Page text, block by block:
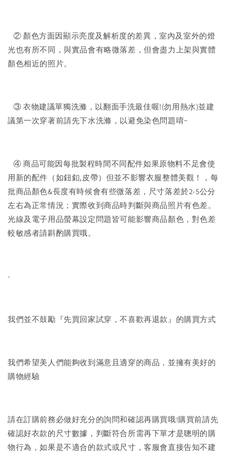
② 顏色方面因顯示亮度及解析度的差異，室內及室外的燈
光也有所不同，與實品會有略微落差，但會盡力上架與實體
顏色相近的照片。
③ 衣物建議單獨洗滌，以翻面手洗最佳喔!(勿用熱水)並建
議第一次穿著前請先下水洗滌，以避免染色問題唷~
④ 商品可能因每批製程時間不同配件如果原物料不足會使
用新的配件（如鈕釦,皮帶）但並不影響衣服整體美觀！，每
批商品顏色&長度有時候會有些微落差，尺寸落差於2-5公分
左右為正常情況；實際收到商品時判斷與商品照片有色差。
光線及電子用品螢幕設定問題皆可能影響商品顏色，對色差
較敏感者請斟酌購買哦。
-
我們並不鼓勵『先買回家試穿，不喜歡再退款』的購買方式
我們希望美人們能夠收到滿意且適穿的商品，並擁有美好的
購物經驗
請在訂購前務必做好充分的詢問和確認再購買哦!購買前請先
確認好衣款的尺寸數據，判斷符合所需再下單才是聰明的購
物行為，如果是不適合的款式或尺寸，客服會直接告知不建